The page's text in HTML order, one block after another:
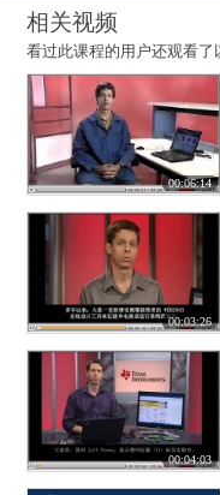
相关视频
看过此课程的用户还观看了
00:06:14
00:03:26
00:04:03